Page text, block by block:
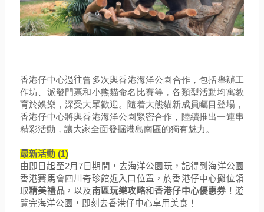
香港仔中心過往曾多次與香港海洋公園合作 ，包括舉辦工
作坊、 派發門票和小熊貓命名比賽等 ，各類型活動均寓教
育於娛樂 ， 深受大眾歡迎。隨着大熊貓新成員矚目登場，
香港仔中心將與香港海洋公園 緊密合作，陸續推出一連串
精彩活動， 讓大家全面發掘港島南區的獨有魅力。
最新活動 (1)
由即日起至2月7日期間，去海洋公園玩， 記得到海洋公園
香港賽馬會四川奇珍館近入口位置，於香港仔中心攤位領
取精美禮品，以及南區玩樂攻略和香港仔中心優惠券 ！遊
覽完海洋公園，即刻去香港仔中心享用美食！